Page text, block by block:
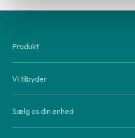
Produkt
Vi tilbyder
Sælg os din enhed